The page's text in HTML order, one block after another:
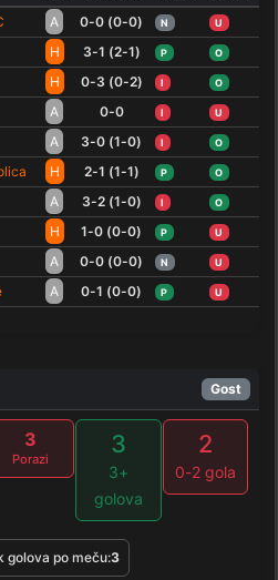
A 0-0 (0-0) N U
H 3-1 (2-1) P O
H 0-3 (0-2) I O
A 0-0 I U
A 3-0 (1-0) I O
H 2-1 (1-1) P O
A 3-2 (1-0) I O
H 1-0 (0-0) P U
A 0-0 (0-0) N U
A 0-1 (0-0) P U
Gost
3
Porazi
3
3+
golova
2
0-2 gola
golova po meču:3